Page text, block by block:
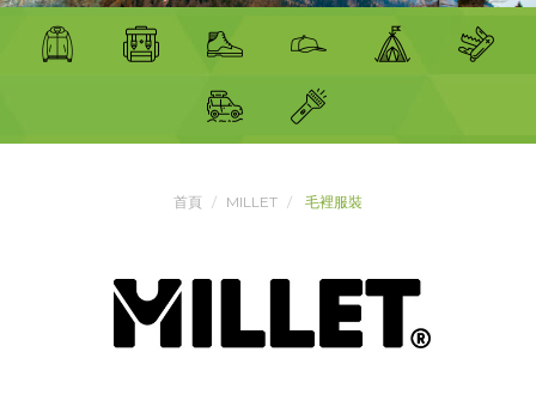
首頁 MILLET 毛裡服裝